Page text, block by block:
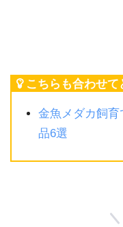
こちらも合わせて
金魚メダカ飼育
品6選